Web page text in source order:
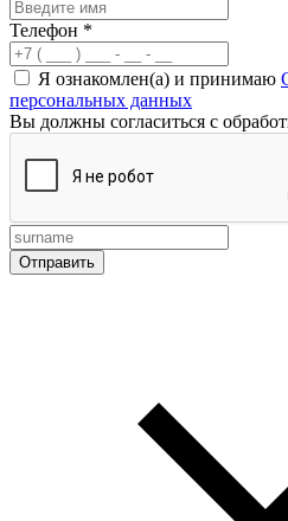
Телефон *
Я ознакомлен(а) и принимаю
персональных данных
Вы должны согласиться с